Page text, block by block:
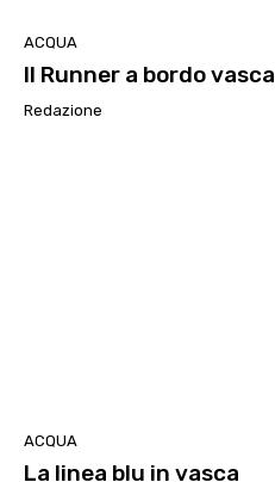
ACQUA
Il Runner a bordo vasca
Redazione
ACQUA
La linea blu in vasca